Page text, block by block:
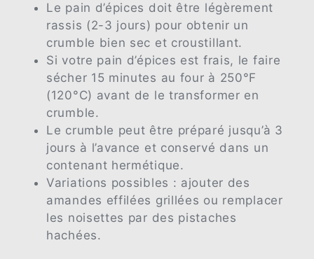
Le pain d’épices doit être légèrement
rassis (2-3 jours) pour obtenir un
crumble bien sec et croustillant.
Si votre pain d’épices est frais, le faire
sécher 15 minutes au four à 250°F
(120°C) avant de le transformer en
crumble.
Le crumble peut être préparé jusqu’à 3
jours à l’avance et conservé dans un
contenant hermétique.
Variations possibles : ajouter des
amandes effilées grillées ou remplacer
les noisettes par des pistaches
hachées.